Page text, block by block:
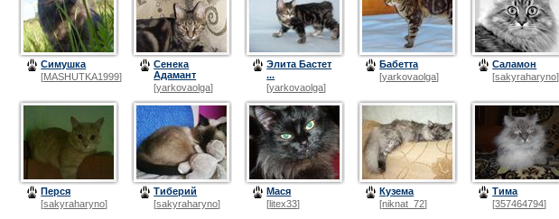
Симушка
[MASHUTKA1999]
Сенека
Адамант
[yarkovaolga]
Элита Бастет
...
[yarkovaolga]
Бабетта
[yarkovaolga]
Саламон
[sakyraharyno]
Перся
[sakyraharyno]
Тиберий
[sakyraharyno]
Мася
[litex33]
Кузема
[niknat_72]
Тима
[357464794]